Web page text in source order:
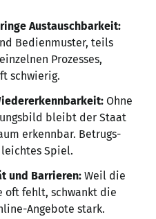
Austauschbarkeit:
Bedienmuster, teils
Prozesses,
schwierig.
Ohne
bleibt der Staat
erkennbar. Betrugs­­
Spiel.
und Barrieren: Weil die
oft fehlt, schwankt die
Angebote stark.